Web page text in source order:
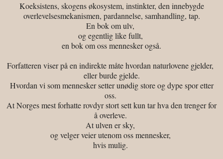
Koeksistens, skogens økosystem, instinkter, den innebygde
overlevelsesmekanismen, pardannelse, samhandling, tap.
En bok om ulv,
og egentlig like fullt,
en bok om oss mennesker også.
Forfatteren viser på en indirekte måte hvordan naturlovene gjelder,
eller burde gjelde.
Hvordan vi som mennesker setter unødig store og dype spor etter
oss.
At Norges mest forhatte rovdyr stort sett kun tar hva den trenger for
å overleve.
At ulven er sky,
og velger veier utenom oss mennesker,
hvis mulig.